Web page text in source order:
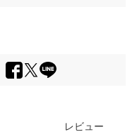
レビュー